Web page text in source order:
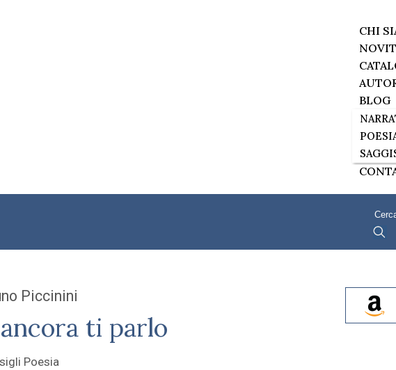
CHI
BLOG
Piccinini
ti parlo
Poesia